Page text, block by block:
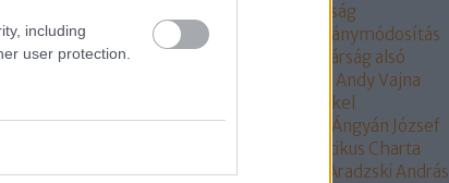
including
user protection.
alkotmánybíróság
Alkotmánybíróság
alkotmánymódosítás
állam
állampolgárság alsó
Andy Vajna
Angela Merkel
angolhülyékhülyeangolok
Ángyán József
Antidemokratikus Charta
AOSZapátiaApró Piroska
Aradzski András